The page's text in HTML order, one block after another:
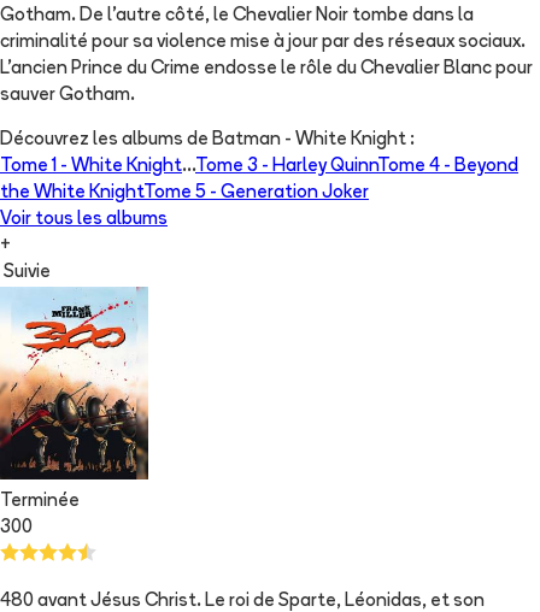
Gotham. De l'autre côté, le Chevalier Noir tombe dans la
criminalité pour sa violence mise à jour par des réseaux sociaux.
L'ancien Prince du Crime endosse le rôle du Chevalier Blanc pour
sauver Gotham.
Découvrez les albums de Batman - White Knight :
Tome 1 - White Knight...Tome 3 - Harley QuinnTome 4 - Beyond
the White KnightTome 5 - Generation Joker
Voir tous les albums
+
Suivie
Terminée
300
480 avant Jésus Christ. Le roi de Sparte, Léonidas, et son